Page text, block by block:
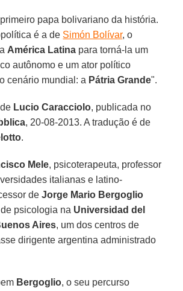
papa bolivariano da história.
é a de Simón Bolívar, o
América Latina para torná-la um
autônomo e um ator político
cenário mundial: a Pátria Grande".
Lucio Caracciolo, publicada no
, 20-08-2013. A tradução é de
.
Mele, psicoterapeuta, professor
italianas e latino-
deJorge Mario Bergoglio
psicologia na Universidad del
Aires, um dos centros de
dirigente argentina administrado
Bergoglio, o seu percurso